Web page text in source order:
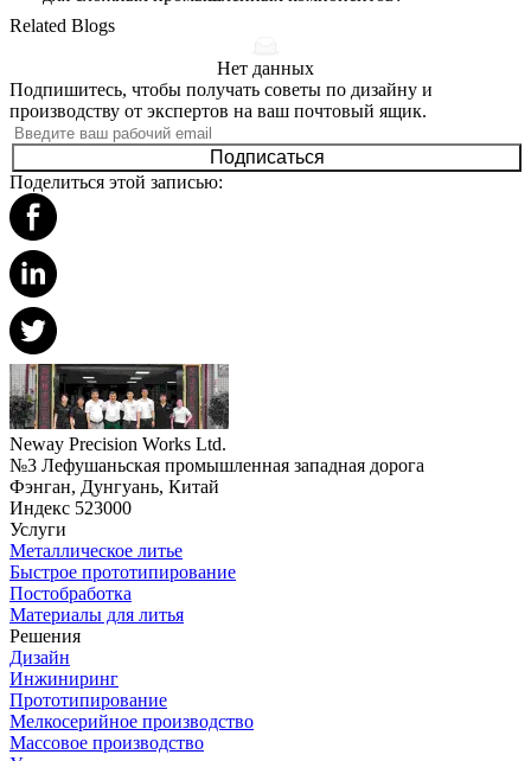
Related Blogs
Нет данных
Подпишитесь, чтобы получать советы по дизайну и
производству от экспертов на ваш почтовый ящик.
Подписаться
Поделиться этой записью:
Neway Precision Works Ltd.
№3 Лефушаньская промышленная западная дорога
Фэнган, Дунгуань, Китай
Индекс 523000
Услуги
Металлическое литье
Быстрое прототипирование
Постобработка
Материалы для литья
Решения
Дизайн
Инжиниринг
Прототипирование
Мелкосерийное производство
Массовое производство